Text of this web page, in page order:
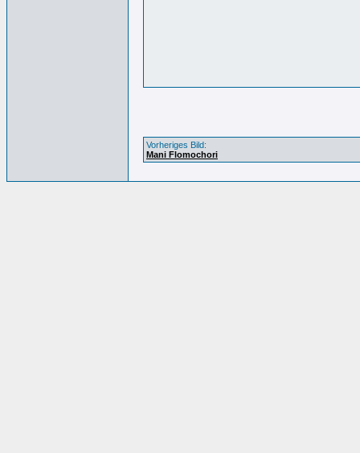
Vorheriges Bild:
Mani Flomochori